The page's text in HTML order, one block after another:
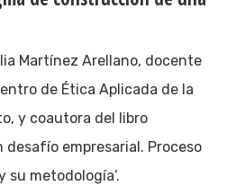
Martínez Arellano, docente
de Ética Aplicada de la
y coautora del libro
desafío empresarial. Proceso
su metodología’.